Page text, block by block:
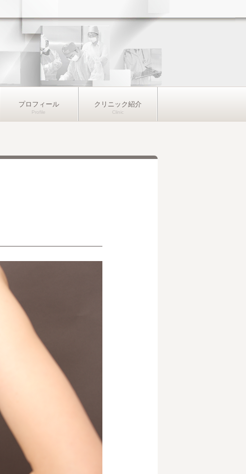
プロフィール クリニック紹介